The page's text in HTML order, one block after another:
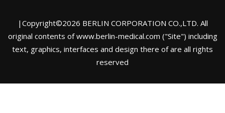
|Copyright©2026 BERLIN CORPORATION CO.,LTD. All
original contents of www.berlin-medical.com ("Site") including
text, graphics, interfaces and design there of are all rights
reserved